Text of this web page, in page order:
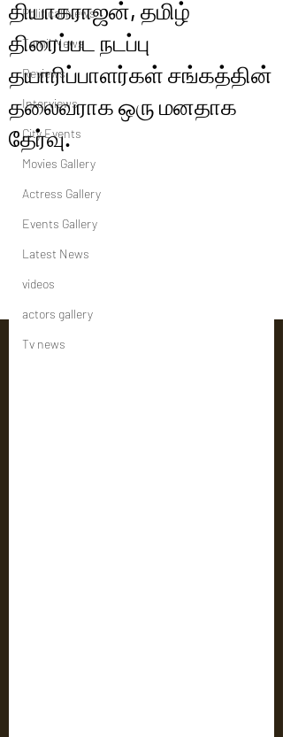
Political News
Tamil News
Reviews
Interviews
City Events
Movies Gallery
Actress Gallery
Events Gallery
Latest News
videos
actors gallery
Tv news
தியாகராஜன், தமிழ்
திரைப்பட நடப்பு
தயாரிப்பாளர்கள் சங்கத்தின்
தலைவராக ஒரு மனதாக
தேர்வு.